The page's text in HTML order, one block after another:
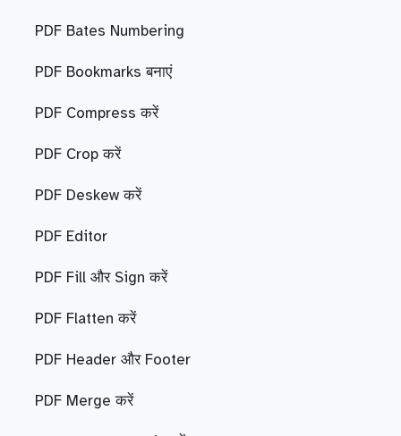
PDF Bates Numbering
PDF Bookmarks बनाएं
PDF Compress करें
PDF Crop करें
PDF Deskew करें
PDF Editor
PDF Fill और Sign करें
PDF Flatten करें
PDF Header और Footer
PDF Merge करें